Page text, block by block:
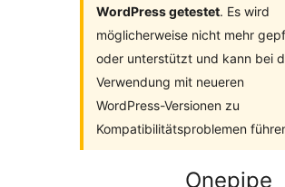
WordPress getestet. Es wird
möglicherweise nicht mehr
oder unterstützt und kann bei
Verwendung mit neueren
WordPress-Versionen zu
Kompatibilitätsproblemen
Onepipe